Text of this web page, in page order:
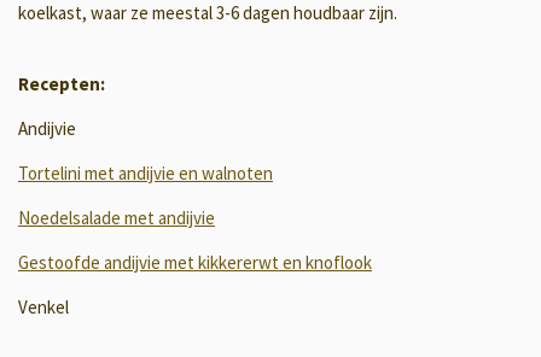
koelkast, waar ze meestal 3-6 dagen houdbaar zijn.
Recepten:
Andijvie
Tortelini met andijvie en walnoten
Noedelsalade met andijvie
Gestoofde andijvie met kikkererwt en knoflook
Venkel